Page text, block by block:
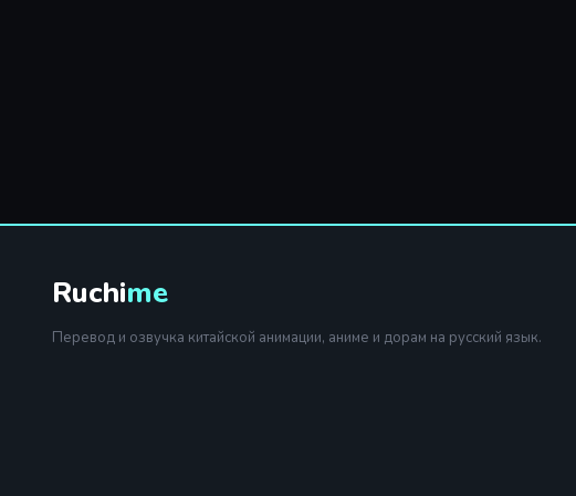
Ruchime
Перевод и озвучка китайской анимации, аниме и дорам на русский язык.